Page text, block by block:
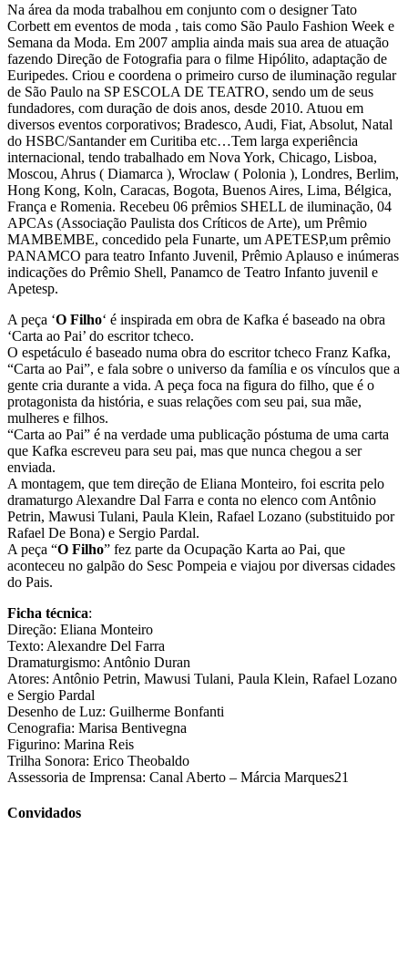
Na área da moda trabalhou em conjunto com o designer Tato
Corbett em eventos de moda , tais como São Paulo Fashion Week e
Semana da Moda. Em 2007 amplia ainda mais sua area de atuação
fazendo Direção de Fotografia para o filme Hipólito, adaptação de
Euripedes. Criou e coordena o primeiro curso de iluminação regular
de São Paulo na SP ESCOLA DE TEATRO, sendo um de seus
fundadores, com duração de dois anos, desde 2010. Atuou em
diversos eventos corporativos; Bradesco, Audi, Fiat, Absolut, Natal
do HSBC/Santander em Curitiba etc…Tem larga experiência
internacional, tendo trabalhado em Nova York, Chicago, Lisboa,
Moscou, Ahrus ( Diamarca ), Wroclaw ( Polonia ), Londres, Berlim,
Hong Kong, Koln, Caracas, Bogota, Buenos Aires, Lima, Bélgica,
França e Romenia. Recebeu 06 prêmios SHELL de iluminação, 04
APCAs (Associação Paulista dos Críticos de Arte), um Prêmio
MAMBEMBE, concedido pela Funarte, um APETESP,um prêmio
PANAMCO para teatro Infanto Juvenil, Prêmio Aplauso e inúmeras
indicações do Prêmio Shell, Panamco de Teatro Infanto juvenil e
Apetesp.
A peça ‘O Filho‘ é inspirada em obra de Kafka é baseado na obra
‘Carta ao Pai’ do escritor tcheco.
O espetáculo é baseado numa obra do escritor tcheco Franz Kafka,
“Carta ao Pai”, e fala sobre o universo da família e os vínculos que a
gente cria durante a vida. A peça foca na figura do filho, que é o
protagonista da história, e suas relações com seu pai, sua mãe,
mulheres e filhos.
“Carta ao Pai” é na verdade uma publicação póstuma de uma carta
que Kafka escreveu para seu pai, mas que nunca chegou a ser
enviada.
A montagem, que tem direção de Eliana Monteiro, foi escrita pelo
dramaturgo Alexandre Dal Farra e conta no elenco com Antônio
Petrin, Mawusi Tulani, Paula Klein, Rafael Lozano (substituido por
Rafael De Bona) e Sergio Pardal.
A peça “O Filho” fez parte da Ocupação Karta ao Pai, que
aconteceu no galpão do Sesc Pompeia e viajou por diversas cidades
do Pais.
Ficha técnica:
Direção: Eliana Monteiro
Texto: Alexandre Del Farra
Dramaturgismo: Antônio Duran
Atores: Antônio Petrin, Mawusi Tulani, Paula Klein, Rafael Lozano
e Sergio Pardal
Desenho de Luz: Guilherme Bonfanti
Cenografia: Marisa Bentivegna
Figurino: Marina Reis
Trilha Sonora: Erico Theobaldo
Assessoria de Imprensa: Canal Aberto – Márcia Marques21
Convidados